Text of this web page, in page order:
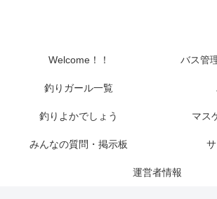
Welcome！！ バス管
釣りガール一覧
釣りよかでしょう マス
みんなの質問・掲示板
運営者情報